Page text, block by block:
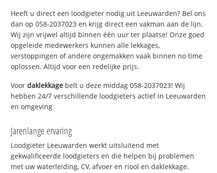
Heeft u direct een loodgieter nodig uit Leeuwarden? Bel ons
dan op 058-2037023 en krijg direct een vakman aan de lijn.
Wij zijn vrijwel altijd binnen één uur ter plaatse! Onze goed
opgeleide medewerkers kunnen alle lekkages,
verstoppingen of andere ongemakken vaak binnen no time
oplossen. Altijd voor een redelijke prijs.
Voordaklekkage belt u deze middag 058-2037023! Wij
hebben 24/7 verschillende loodgieters actief in Leeuwarden
en omgeving
Jarenlange ervaring
Loodgieter Leeuwarden werkt uitsluitend met
gekwalificeerde loodgieters en die helpen bij problemen
met uw waterleiding, CV, afvoer en riool en daklekkage.